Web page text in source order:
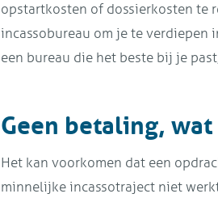
opstartkosten of dossierkosten te
incassobureau om je te verdiepen
een bureau die het beste bij je
Geen betaling, wat
Het kan voorkomen dat een
minnelijke incassotraject niet